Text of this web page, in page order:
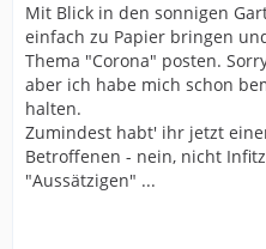
Mit Blick in den sonnigen
einfach zu Papier bringen
Thema "Corona" posten.
aber ich habe mich schon
halten.
Zumindest habt' ihr jetzt
Betroffenen - nein, nicht
"Aussätzigen" ...